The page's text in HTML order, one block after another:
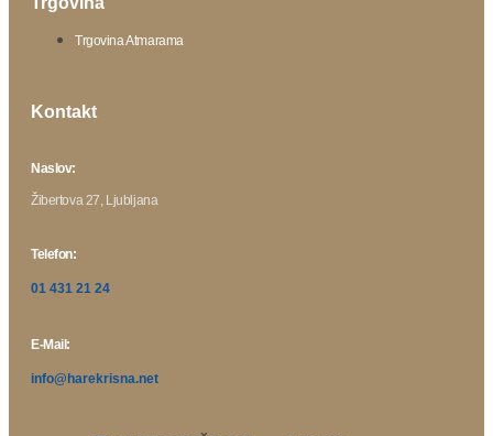
Trgovina Atmarama
Kontakt
Naslov:
Žibertova 27, Ljubljana
Telefon:
01 431 21 24
E-Mail:
info@harekrisna.net